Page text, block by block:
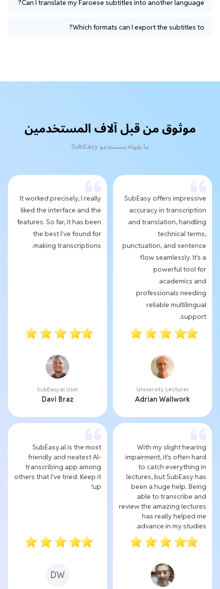
Can I translate my Faroese subtitles into another language?
Which formats can I export the subtitles to?
موثوق من قبل آلاف المستخدمين
ما يقوله مستخدمو SubEasy
SubEasy offers impressive
accuracy in transcription
and translation, handling
technical terms,
punctuation, and sentence
flow seamlessly. It's a
powerful tool for
academics and
professionals needing
reliable multilingual
support.
University Lecturer
Adrian Wallwork
It worked precisely, I really
liked the interface and the
features. So far, it has been
the best I've found for
making transcriptions.
SubEasy.ai User
Davi Braz
With my slight hearing
impairment, it's often hard
to catch everything in
lectures, but SubEasy has
been a huge help. Being
able to transcribe and
review the amazing lectures
has really helped me
advance in my studies.
SubEasy.al is the most
friendly and neatest AI-
transcribing app among
others that I've tried. Keep it
up!
DW